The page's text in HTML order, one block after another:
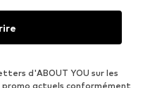
d'ABOUT YOU sur les
actuels conformément